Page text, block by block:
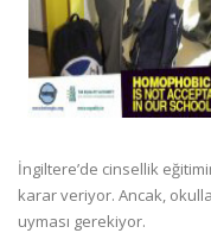
İngiltere’de cinsellik
karar veriyor. Ancak,
uyması gerekiyor.